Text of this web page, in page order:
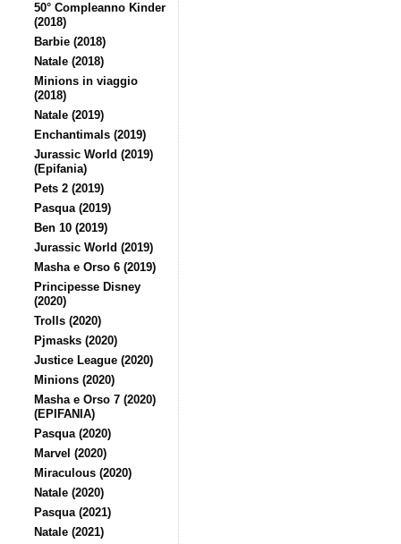
50° Compleanno Kinder
(2018)
Barbie (2018)
Natale (2018)
Minions in viaggio
(2018)
Natale (2019)
Enchantimals (2019)
Jurassic World (2019)
(Epifania)
Pets 2 (2019)
Pasqua (2019)
Ben 10 (2019)
Jurassic World (2019)
Masha e Orso 6 (2019)
Principesse Disney
(2020)
Trolls (2020)
Pjmasks (2020)
Justice League (2020)
Minions (2020)
Masha e Orso 7 (2020)
(EPIFANIA)
Pasqua (2020)
Marvel (2020)
Miraculous (2020)
Natale (2020)
Pasqua (2021)
Natale (2021)